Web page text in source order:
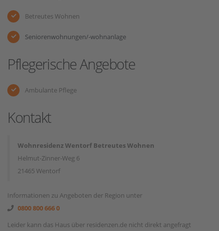
Betreutes Wohnen
Seniorenwohnungen/-wohnanlage
Pflegerische Angebote
Ambulante Pflege
Kontakt
Wohnresidenz Wentorf Betreutes Wohnen
Helmut-Zinner-Weg 6
21465 Wentorf
Informationen zu Angeboten der Region unter
0800 800 666 0
Leider kann das Haus über residenzen.de nicht direkt angefragt